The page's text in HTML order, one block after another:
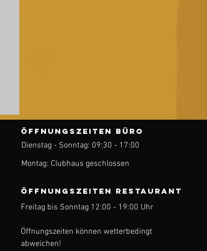
ÖFFNUNGSZEITEN BÜRO
Dienstag - Sonntag: 09:30 - 17:00
Montag: Clubhaus geschlossen
ÖFFNUNGSZEITEN Restaurant
Freitag bis Sonntag 12:00 - 19:00 Uhr
Öffnungszeiten können wetterbedingt
abweichen!